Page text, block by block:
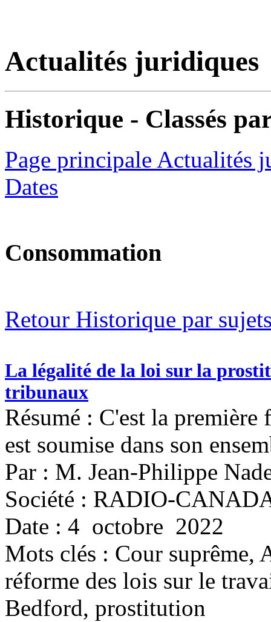
Actualités juridiques
Historique - Classés
Page principale Actualités
Dates
Consommation
Retour Historique par
La légalité de la loi sur la
tribunaux
Résumé : C'est la
est soumise dans son
Par : M. Jean-Philippe
Société : RADIO-
Date : 4 octobre 2022
Mots clés : Cour suprême,
réforme des lois sur le
Bedford, prostitution